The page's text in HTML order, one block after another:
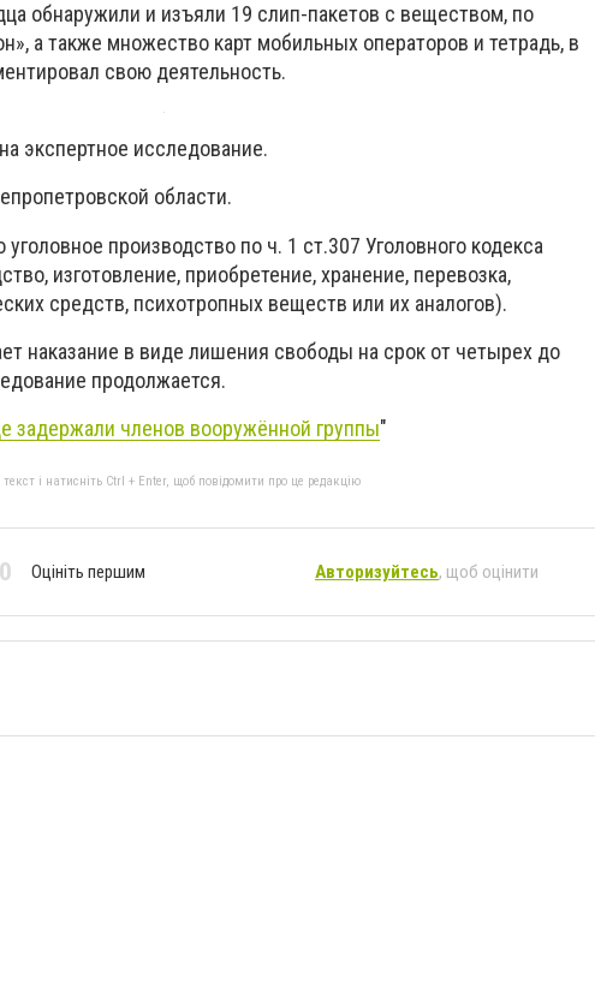
обнаружили и изъяли 19 слип-пакетов с веществом, по
а также множество карт мобильных операторов и тетрадь, в
свою деятельность.
экспертное исследование.
области.
производство по ч. 1 ст.307 Уголовного кодекса
изготовление, приобретение, хранение, перевозка,
средств, психотропных веществ или их аналогов).
наказание в виде лишения свободы на срок от четырех до
продолжается.
задержали членов вооружённой группы"
і натисніть Ctrl + Enter, щоб повідомити про це редакцію
Оцініть першим Авторизуйтесь, щоб оцінити